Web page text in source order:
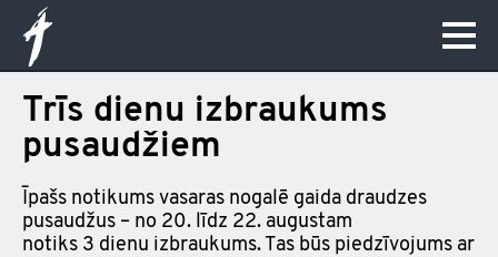
Trīs dienu izbraukums
pusaudžiem
Īpašs notikums vasaras nogalē gaida draudzes
pusaudžus – no 20. līdz 22. augustam
notiks 3 dienu izbraukums. Tas būs piedzīvojums ar